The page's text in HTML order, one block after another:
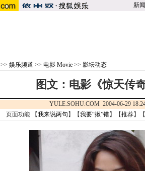
新闻
>> 娱乐频道 >> 电影 Movie >> 影坛动态
图文：电影《惊天传
YULE.SOHU.COM 2004-06-29
页面功能 【我来说两句 】【我要“揪”错】【推荐】